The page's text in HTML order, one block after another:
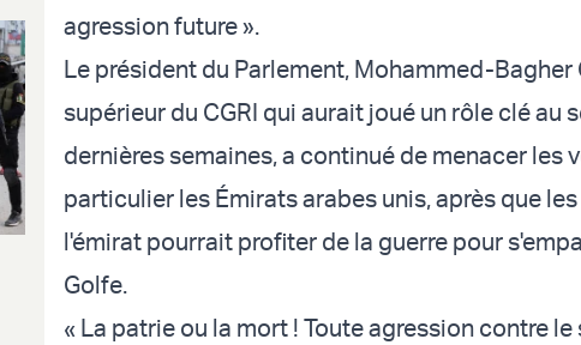
agression future ».
Le président du Parlement, Mohammed-
supérieur du CGRI qui aurait joué un rôle clé au
dernières semaines, a continué de menacer les
particulier les Émirats arabes unis, après que
l'émirat pourrait profiter de la guerre pour
Golfe.
« La patrie ou la mort ! Toute agression contre